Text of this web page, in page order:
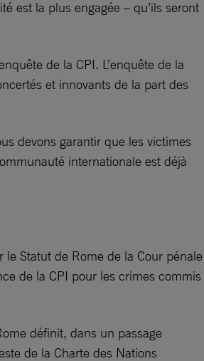
est la plus engagée – qu’ils seront
de la CPI. L’enquête de la
et innovants de la part des
devons garantir que les victimes
internationale est déjà
le Statut de Rome de la Cour pénale
de la CPI pour les crimes commis
définit, dans un passage
de la Charte des Nations